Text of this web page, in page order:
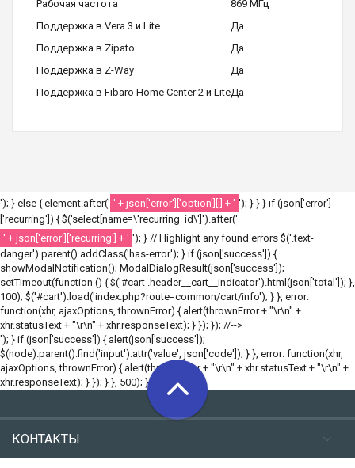
Рабочая частота
869 МГц
Поддержка в Vera 3 и Lite
Да
Поддержка в Zipato
Да
Поддержка в Z-Way
Да
Поддержка в Fibaro Home Center 2 и LiteДа
'); } else { element.after(' ' + json['error']['option'][i] + ' '); } } } if (json['error']
['recurring']) { $('select[name=\'recurring_id\']').after('
' + json['error']['recurring'] + ' '); } // Highlight any found errors $('.text-
danger').parent().addClass('has-error'); } if (json['success']) {
showModalNotification(); ModalDialogResult(json['success']);
setTimeout(function () { $('#cart .header__cart__indicator').html(json['total']); },
100); $('#cart').load('index.php?route=common/cart/info'); } }, error:
function(xhr, ajaxOptions, thrownError) { alert(thrownError + "\r\n" +
xhr.statusText + "\r\n" + xhr.responseText); } }); }); //-->
'); } if (json['success']) { alert(json['success']);
$(node).parent().find('input').attr('value', json['code']); } }, error: function(xhr,
ajaxOptions, thrownError) { alert(thrownError + "\r\n" + xhr.statusText + "\r\n" +
xhr.responseText); } }); } }, 500); }); //-->
КОНТАКТЫ